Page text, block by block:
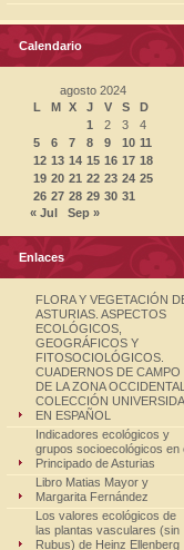
Calendario
agosto 2024
L
M X J V S
D
1
2 3
4
5
6 7 8 9 10 11
12 13 14 15 16 17 18
19 20 21 22 23 24 25
26 27 28 29 30 31
« Jul
Sep »
Enlaces
FLORA Y VEGETACIÓN
ASTURIAS. ASPECTOS
ECOLÓGICOS,
GEOGRÁFICOS Y
FITOSOCIOLÓGICOS.
CUADERNOS DE CAMPO
DE LA ZONA OCCIDENTAL.
COLECCIÓN
EN ESPAÑOL
Indicadores ecológicos y
grupos socioecológicos en
Principado de Asturias
Libro Matias Mayor y
Margarita Fernández
Los valores ecológicos de
las plantas vasculares (sin
Rubus) de Heinz Ellenberg